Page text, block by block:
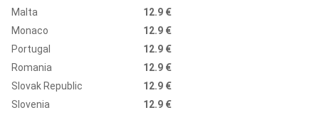
Malta
12.9 €
Monaco
12.9 €
Portugal
12.9 €
Romania
12.9 €
Slovak Republic
12.9 €
Slovenia
12.9 €